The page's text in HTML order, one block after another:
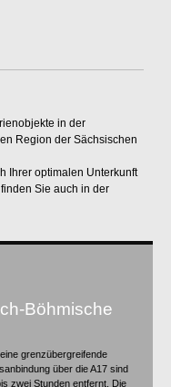
in der
Region der Sächsischen
Ihrer optimalen Unterkunft
Sie auch in der
Böhmische
grenzübergreifende
über die A17 sind
zwei Stunden entfernt. Die